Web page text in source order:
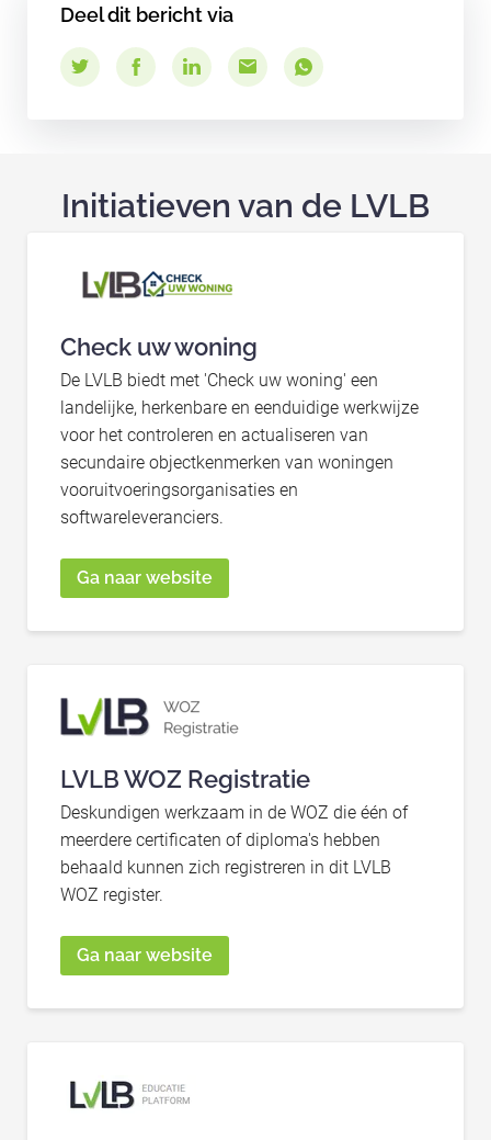
Deel dit bericht via
Initiatieven van de LVLB
Check uw woning
De LVLB biedt met 'Check uw woning' een
landelijke, herkenbare en eenduidige werkwijze
voor het controleren en actualiseren van
secundaire objectkenmerken van woningen
vooruitvoeringsorganisaties en
softwareleveranciers.
Ga naar website
LVLB WOZ Registratie
Deskundigen werkzaam in de WOZ die één of
meerdere certificaten of diploma's hebben
behaald kunnen zich registreren in dit LVLB
WOZ register.
Ga naar website